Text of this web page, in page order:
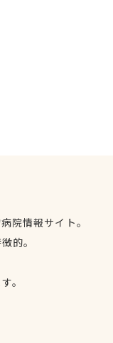
院情報サイト。
的。
。